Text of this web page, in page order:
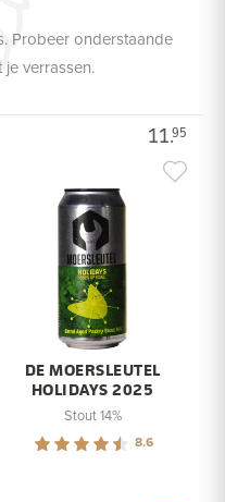
Probeer onderstaande
je verrassen.
11.95
DE MOERSLEUTEL
HOLIDAYS 2025
Stout 14%
8.6